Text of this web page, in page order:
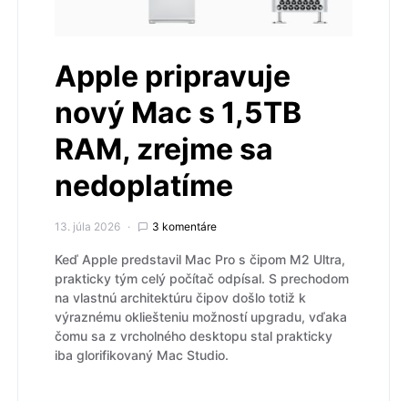
Apple pripravuje
nový Mac s 1,5TB
RAM, zrejme sa
nedoplatíme
13. júla 2026 3 komentáre
Keď Apple predstavil Mac Pro s čipom M2 Ultra,
prakticky tým celý počítač odpísal. S prechodom
na vlastnú architektúru čipov došlo totiž k
výraznému okliešteniu možností upgradu, vďaka
čomu sa z vrcholného desktopu stal prakticky
iba glorifikovaný Mac Studio.